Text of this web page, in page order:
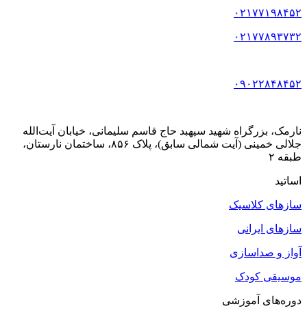
۰۲۱۷۷۱۹۸۴۵۲
۰۲۱۷۷۸۹۳۷۳۲
۰۹۰۲۲۸۴۸۴۵۲
نارمک، بزرگراه شهید سپهبد حاج قاسم سلیمانی، خیابان آیت‌الله
جلالی خمینی (آیت شمالی سابق)، پلاک ۸۵۶، ساختمان نارستان،
طبقه ۲
اساتید
سازهای کلاسیک
سازهای ایرانی
آواز و صداسازی
موسیقی کودک
دوره‌های آموزشی